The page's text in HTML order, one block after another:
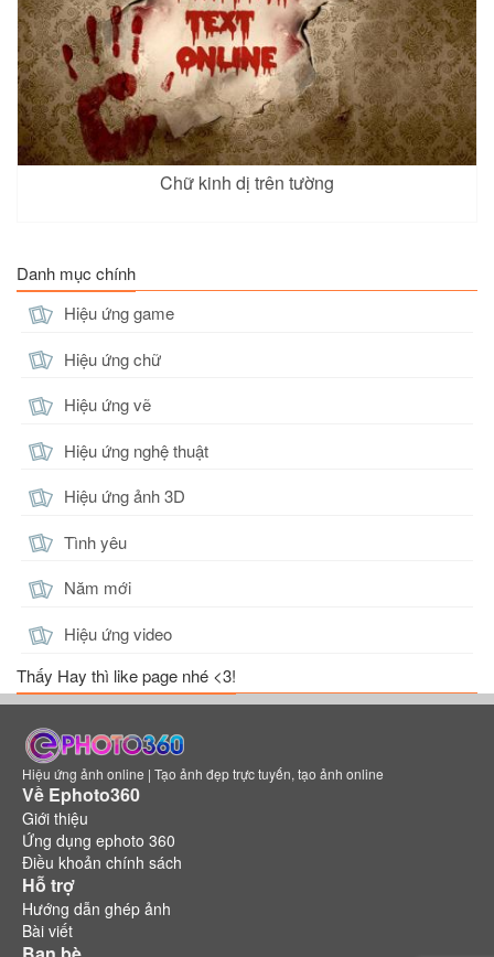
Chữ kinh dị trên tường
Danh mục chính
Hiệu ứng game
Hiệu ứng chữ
Hiệu ứng vẽ
Hiệu ứng nghệ thuật
Hiệu ứng ảnh 3D
Tình yêu
Năm mới
Hiệu ứng video
Thấy Hay thì like page nhé <3!
Hiệu ứng ảnh online | Tạo ảnh đẹp trực tuyến, tạo ảnh online
Về Ephoto360
Giới thiệu
Ứng dụng ephoto 360
Điều khoản chính sách
Hỗ trợ
Hướng dẫn ghép ảnh
Bài viết